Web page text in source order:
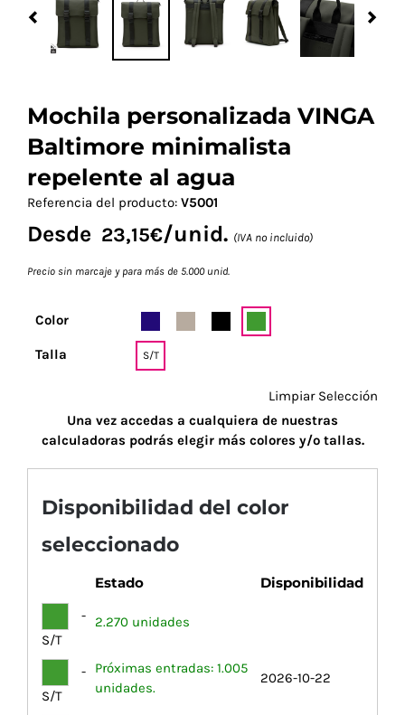
Previous
Mochila personalizada VINGA
Baltimore minimalista
repelente al agua
Referencia del producto: V5001
Desde 23,15€/unid. (IVA no incluido)
Precio sin marcaje y para más de 5.000 unid.
Color
Talla S/T
Limpiar Selección
Una vez accedas a cualquiera de nuestras
calculadoras podrás elegir más colores y/o tallas.
Disponibilidad del color
seleccionado
Estado Disponibilidad
-
S/T
2.270 unidades
-
S/T
Próximas entradas: 1.005
unidades.
2026-10-22